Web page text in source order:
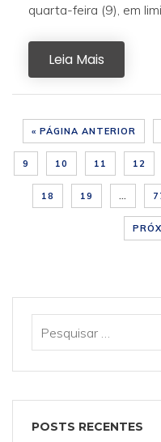
quarta-feira (9), em
Leia Mais
« PÁGINA ANTERIOR
9 10 11 12
18 19 …
POSTS RECENTES